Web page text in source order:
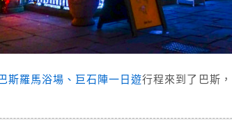
斯羅馬浴場、巨石陣一日遊行程來到了巴斯